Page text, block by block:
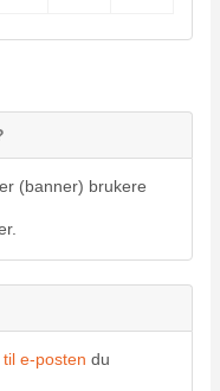
(banner) brukere
e-posten du